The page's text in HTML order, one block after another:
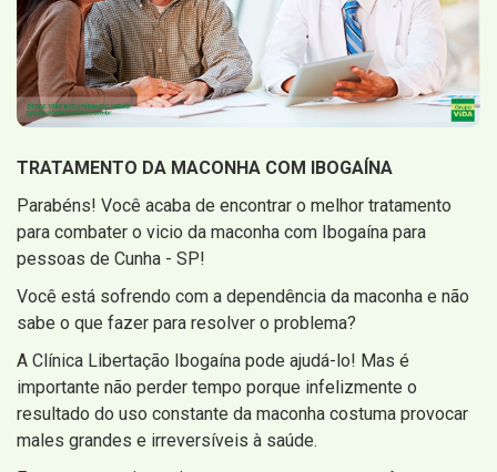
TRATAMENTO DA MACONHA COM IBOGAÍNA
Parabéns! Você acaba de encontrar o melhor tratamento
para combater o vicio da maconha com Ibogaína para
pessoas de Cunha - SP!
Você está sofrendo com a dependência da maconha e não
sabe o que fazer para resolver o problema?
A Clínica Libertação Ibogaína pode ajudá-lo! Mas é
importante não perder tempo porque infelizmente o
resultado do uso constante da maconha costuma provocar
males grandes e irreversíveis à saúde.